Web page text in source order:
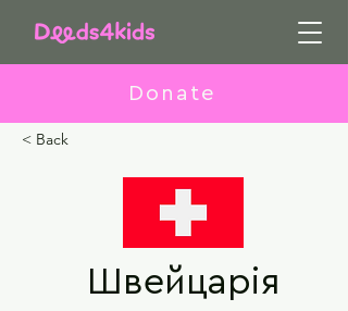
Donate
< Back
Швейцарiя